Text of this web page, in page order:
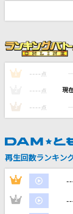
SOULSOUP
ファタール
GEMN
スキマスイッチ
松田聖子
初恋サイダー
Buono!
[生音
1 ---- 点
---- 点
3 ---- 点
再生回数ランキン
1
2